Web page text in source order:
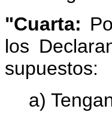
"Cuarta:
los
supuestos:
a)